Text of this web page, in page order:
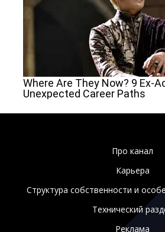
Про канал
Карьера
Структура собственности и
Технический
Реклама